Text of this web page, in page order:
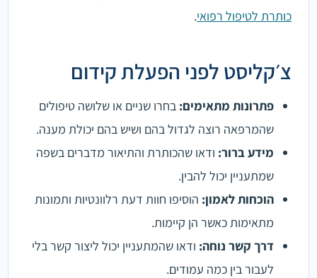
כותרת לטיפול רפואי.
צ׳קליסט לפני הפעלת קידום
פתרונות מתאימים: בחרו שניים או שלושה טיפולים
שהמרפאה רוצה לגדול בהם ושיש בהם יכולת מענה.
מידע ברור: ודאו שהכותרת והתיאור מדברים בשפה
שמתעניין יכול להבין.
הוכחות לאמון: הוסיפו חוות דעת רלוונטיות ותמונות
מתאימות כאשר הן קיימות.
דרך קשר נוחה: ודאו שהמתעניין יכול ליצור קשר בלי
לעבור בין כמה עמודים.